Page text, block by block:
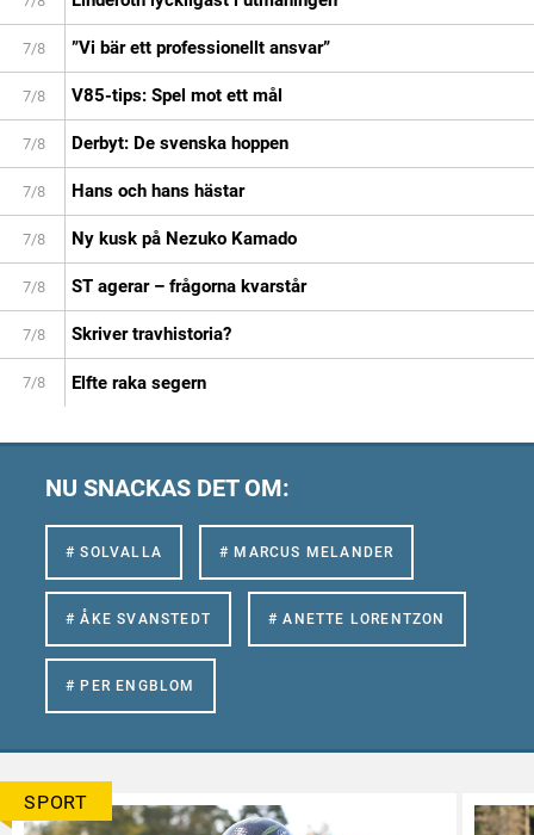
7/8 ”Vi bär ett professionellt ansvar”
7/8 V85-tips: Spel mot ett mål
7/8 Derbyt: De svenska hoppen
7/8 Hans och hans hästar
7/8 Ny kusk på Nezuko Kamado
7/8 ST agerar – frågorna kvarstår
7/8 Skriver travhistoria?
7/8 Elfte raka segern
NU SNACKAS DET OM:
# SOLVALLA # MARCUS MELANDER
# ÅKE SVANSTEDT # ANETTE LORENTZON
# PER ENGBLOM
SPORT